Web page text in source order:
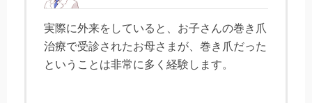
実際に外来をしていると、お子さんの巻き爪
治療で受診されたお母さまが、巻き爪だった
ということは非常に多く経験します。